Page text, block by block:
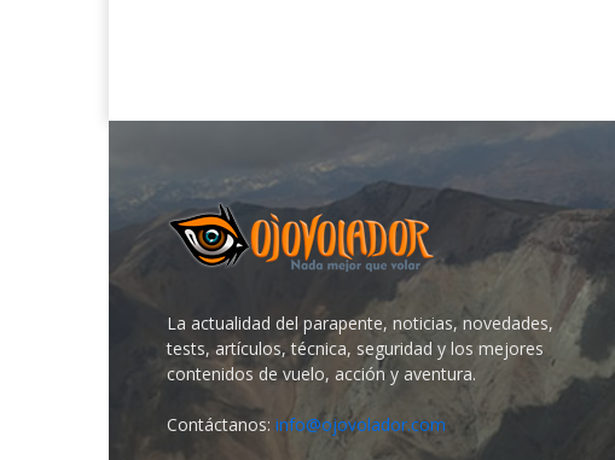
La actualidad del parapente, noticias, novedades,
tests, artículos, técnica, seguridad y los mejores
contenidos de vuelo, acción y aventura.
Contáctanos: info@ojovolador.com